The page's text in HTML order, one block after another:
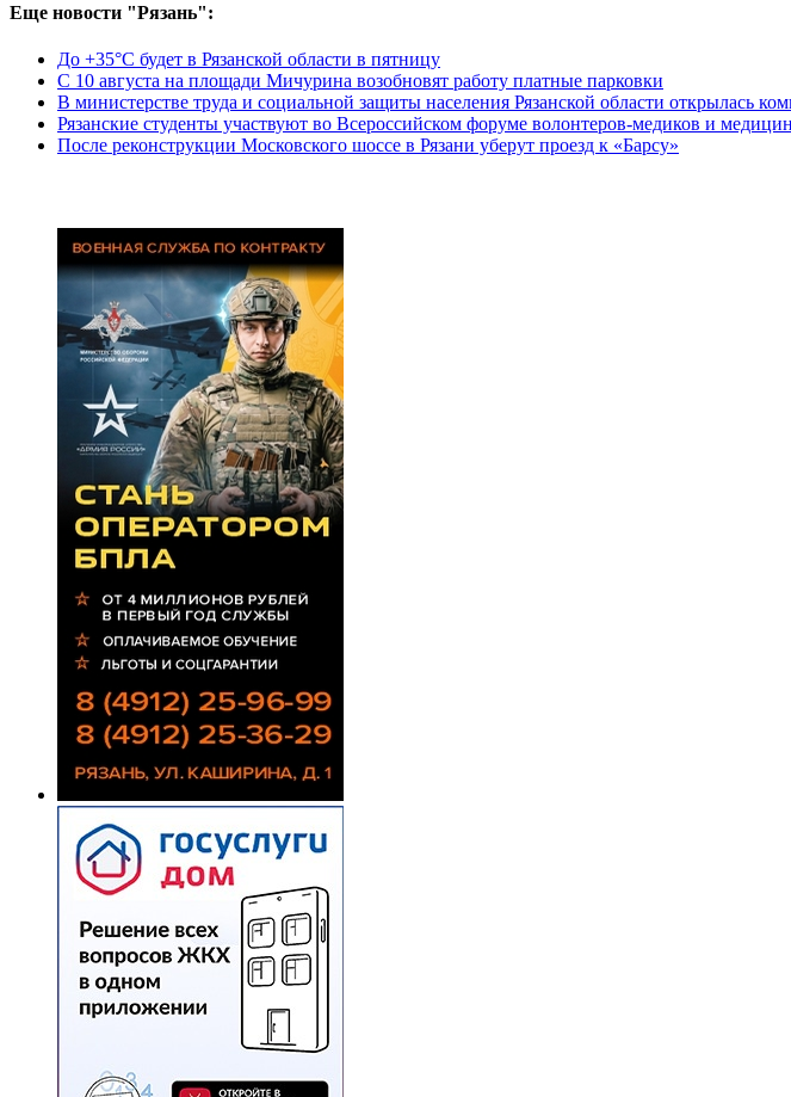
Еще новости "Рязань":
До +35°С будет в Рязанской области в пятницу
С 10 августа на площади Мичурина возобновят работу платные парковки
В министерстве труда и социальной защиты населения Рязанской области открылась
Рязанские студенты участвуют во Всероссийском форуме волонтеров-медиков и
После реконструкции Московского шоссе в Рязани уберут проезд к «Барсу»